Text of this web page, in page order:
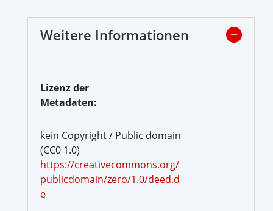
Weitere Informationen
Lizenz der
Metadaten:
kein Copyright / Public domain
(CC0 1.0)
https://creativecommons.org/
publicdomain/zero/1.0/deed.d
e